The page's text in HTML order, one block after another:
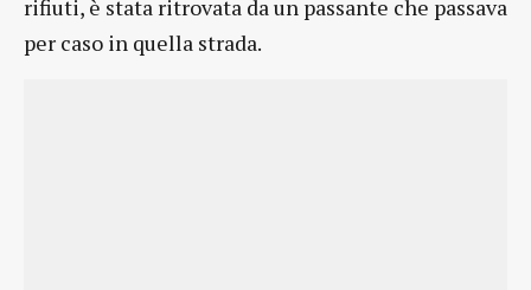
rifiuti, è stata ritrovata da un passante che passava
per caso in quella strada.